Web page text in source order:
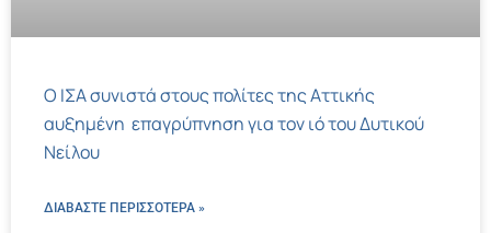
Ο ΙΣΑ συνιστά στους πολίτες της Αττικής
αυξημένη επαγρύπνηση για τον ιό του Δυτικού
Νείλου
ΔΙΑΒΑΣΤΕ ΠΕΡΙΣΣΌΤΕΡΑ »